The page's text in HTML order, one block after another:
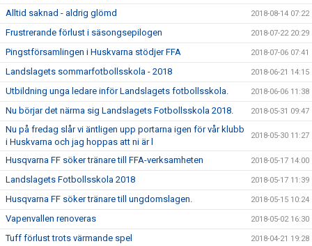
Alltid saknad - aldrig glömd 2018-08-14 07:22
Frustrerande förlust i säsongsepilogen 2018-07-22 20:29
Pingstförsamlingen i Huskvarna stödjer FFA 2018-07-06 07:41
Landslagets sommarfotbollsskola - 2018 2018-06-21 14:15
Utbildning unga ledare inför Landslagets fotbollsskola. 2018-06-06 11:38
Nu börjar det närma sig Landslagets Fotbollsskola 2018. 2018-05-31 09:47
Nu på fredag slår vi äntligen upp portarna igen för vår klubb
i Huskvarna och jag hoppas att ni är l
2018-05-30 11:27
Husqvarna FF söker tränare till FFA-verksamheten 2018-05-17 14:00
Landslagets Fotbollsskola 2018 2018-05-17 11:39
Husqvarna FF söker tränare till ungdomslagen. 2018-05-15 10:24
Vapenvallen renoveras 2018-05-02 16:30
Tuff förlust trots värmande spel 2018-04-21 19:28